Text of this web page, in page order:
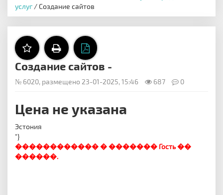
услуг/ Создание сайтов
Создание сайтов -
№ 6020, размещено 23-01-2025, 15:46 687 0
Цена не указана
Эстония
"}
������������ � ������� Гость ��
������.